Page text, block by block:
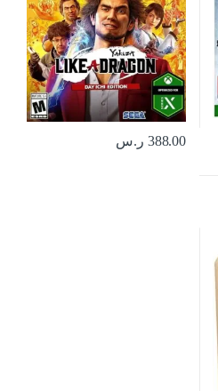
388.00 ر.س